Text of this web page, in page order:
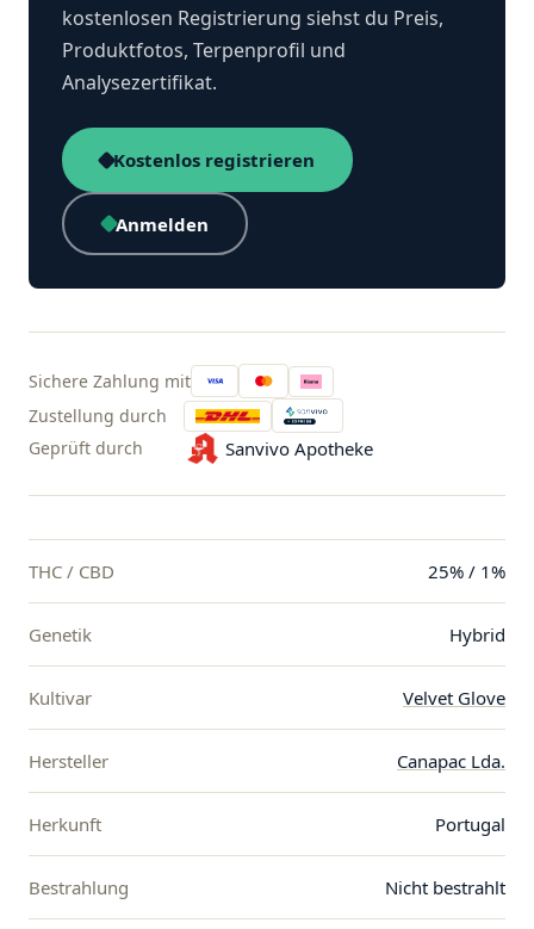
kostenlosen Registrierung siehst du Preis,
Produktfotos, Terpenprofil und
Analysezertifikat.
Kostenlos registrieren
Anmelden
Sichere Zahlung mit
Zustellung durch
Geprüft durch
Sanvivo Apotheke
THC / CBD 25% / 1%
Genetik Hybrid
Kultivar Velvet Glove
Hersteller Canapac Lda.
Herkunft Portugal
Bestrahlung Nicht bestrahlt